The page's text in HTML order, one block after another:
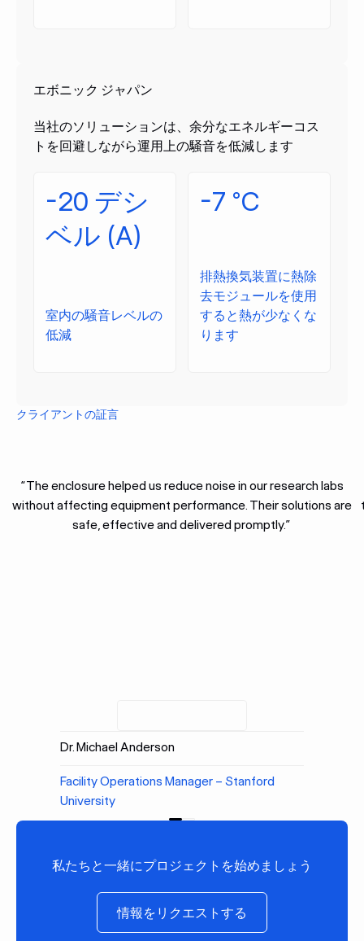
エボニック ジャパン
当社のソリューションは、余分なエネルギーコス
トを回避しながら運用上の騒音を低減します
-20 デシ
ベル (A)
室内の騒音レベルの
低減
-7 °C
排熱換気装置に熱除
去モジュールを使用
すると熱が少なくな
ります
クライアントの証言
“The enclosure helped us reduce noise in our research labs
without affecting equipment performance. Their solutions are
safe, effective and delivered promptly.”
Dr. Michael Anderson
Facility Operations Manager – Stanford
University
私たちと一緒にプロジェクトを始めましょう
情報をリクエストする
情報をリクエストする